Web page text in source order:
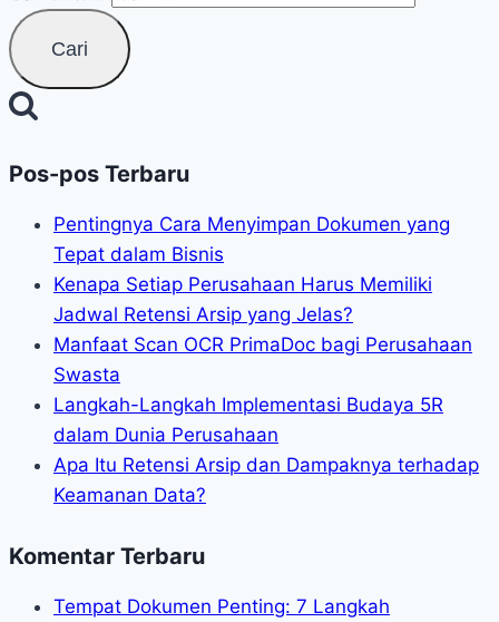
Pos-pos Terbaru
Pentingnya Cara Menyimpan Dokumen yang
Tepat dalam Bisnis
Kenapa Setiap Perusahaan Harus Memiliki
Jadwal Retensi Arsip yang Jelas?
Manfaat Scan OCR PrimaDoc bagi Perusahaan
Swasta
Langkah-Langkah Implementasi Budaya 5R
dalam Dunia Perusahaan
Apa Itu Retensi Arsip dan Dampaknya terhadap
Keamanan Data?
Komentar Terbaru
Tempat Dokumen Penting: 7 Langkah